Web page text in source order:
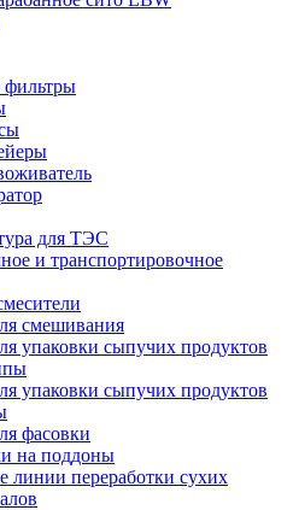
для ТЭС
и транспортировочное
смешивания
упаковки сыпучих продуктов
упаковки сыпучих продуктов
фасовки
на поддоны
линии переработки сухих